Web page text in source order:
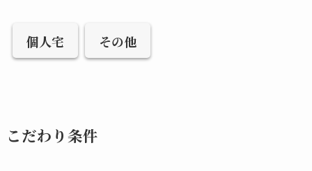
個人宅 その他
こだわり条件